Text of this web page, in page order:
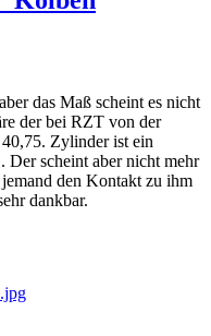
das Maß scheint es nicht
der bei RZT von der
Zylinder ist ein
Der scheint aber nicht mehr
den Kontakt zu ihm
dankbar.